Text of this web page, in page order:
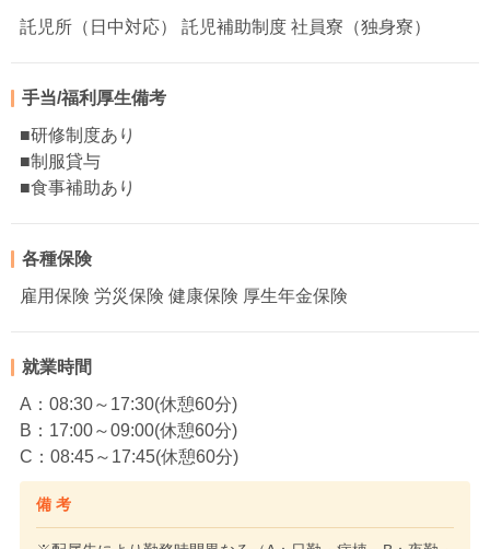
託児所（日中対応） 託児補助制度 社員寮（独身寮）
手当/福利厚生備考
■研修制度あり
■制服貸与
■食事補助あり
各種保険
雇用保険 労災保険 健康保険 厚生年金保険
就業時間
A：08:30～17:30(休憩60分)
B：17:00～09:00(休憩60分)
C：08:45～17:45(休憩60分)
備 考